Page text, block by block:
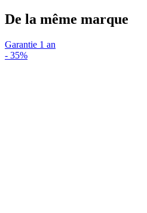
De la même marque
Garantie 1 an
- 35%